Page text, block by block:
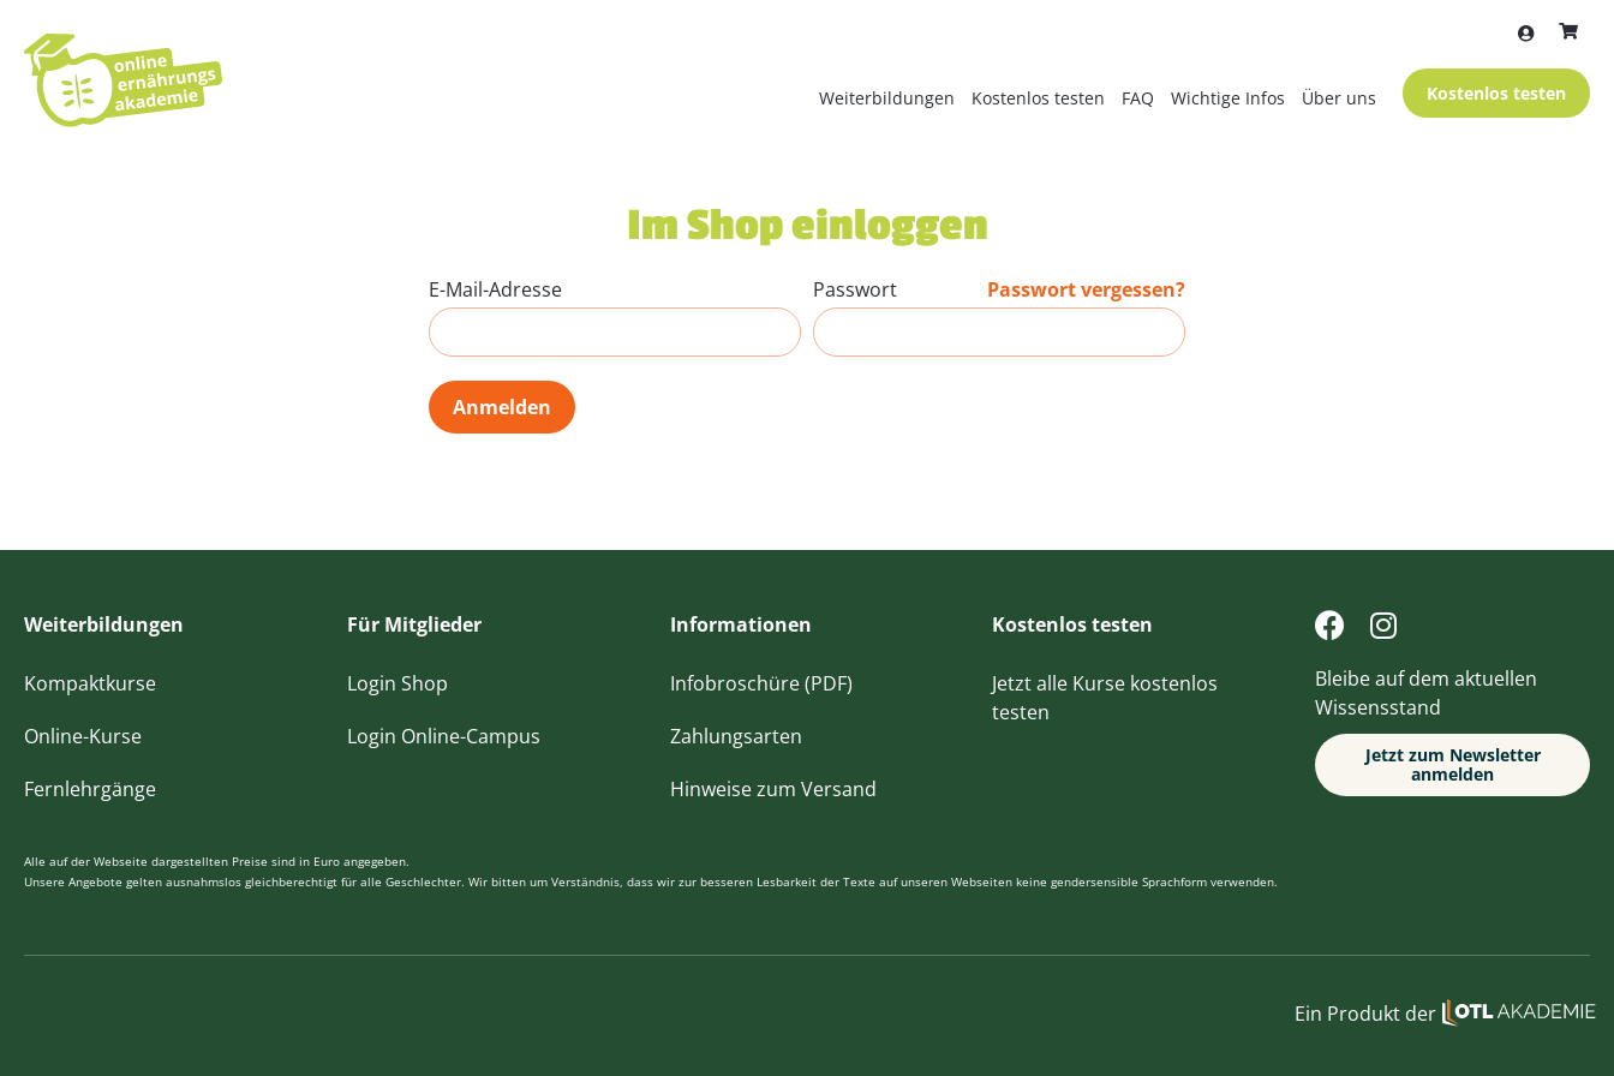
Weiterbildungen Kostenlos testen FAQ Wichtige Infos Über uns Kostenlos testen
Im Shop einloggen
E-Mail-Adresse Passwort Passwort vergessen?
Anmelden
Weiterbildungen
Kompaktkurse
Online-Kurse
Fernlehrgänge
Für Mitglieder
Login Shop
Login Online-Campus
Informationen
Infobroschüre (PDF)
Zahlungsarten
Hinweise zum Versand
Kostenlos testen
Jetzt alle Kurse kostenlos
testen
Bleibe auf dem aktuellen
Wissensstand
Jetzt zum Newsletter
anmelden
Alle auf der Webseite dargestellten Preise sind in Euro angegeben.
Unsere Angebote gelten ausnahmslos gleichberechtigt für alle Geschlechter. Wir bitten um Verständnis, dass wir zur besseren Lesbarkeit der Texte auf unseren Webseiten keine gendersensible Sprachform verwenden.
Ein Produkt der